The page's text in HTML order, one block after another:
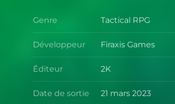
Genre
Genre
Tactical RPG
Développeur
Développeur
Firaxis Games
Éditeur
Éditeur
2K
Date de sortie
Date de sortie
21 mars 2023